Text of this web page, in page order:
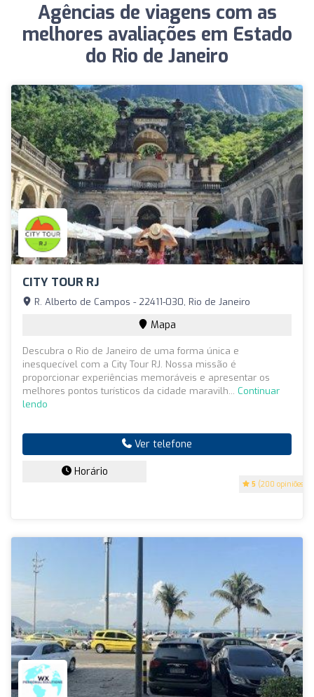
Agências de viagens com as
melhores avaliações em Estado
do Rio de Janeiro
CITY TOUR RJ
5 (200 opiniões)
R. Alberto de Campos - 22411-030, Rio de Janeiro
Mapa
Descubra o Rio de Janeiro de uma forma única e
inesquecível com a City Tour RJ. Nossa missão é
proporcionar experiências memoráveis e apresentar os
melhores pontos turísticos da cidade maravilh... Continuar
lendo
Ver telefone
Horário